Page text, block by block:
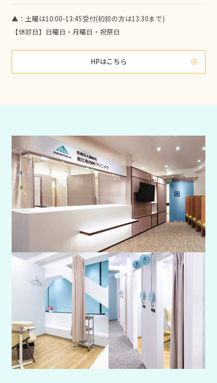
▲：土曜は10:00-13:45受付(初診の方は13:30まで)
【休診日】日曜日・月曜日・祝祭日
HPはこちら